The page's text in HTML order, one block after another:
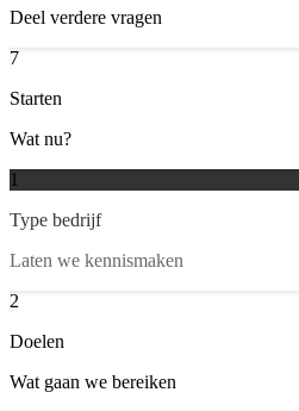
Deel verdere vragen
7
Starten
Wat nu?
1
Type bedrijf
Laten we kennismaken
2
Doelen
Wat gaan we bereiken